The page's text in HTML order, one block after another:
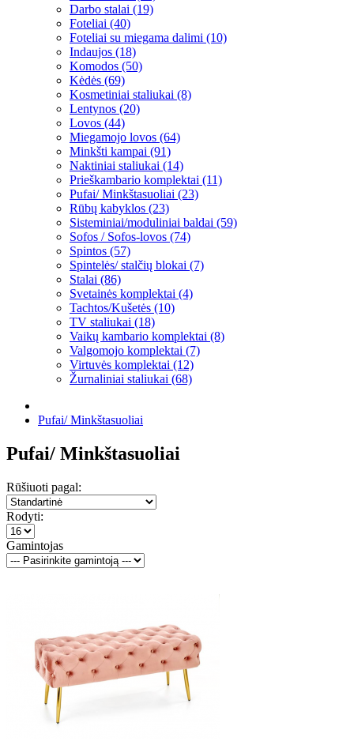
Darbo stalai (19)
Foteliai (40)
Foteliai su miegama dalimi (10)
Indaujos (18)
Komodos (50)
Kėdės (69)
Kosmetiniai staliukai (8)
Lentynos (20)
Lovos (44)
Miegamojo lovos (64)
Minkšti kampai (91)
Naktiniai staliukai (14)
Prieškambario komplektai (11)
Pufai/ Minkštasuoliai (23)
Rūbų kabyklos (23)
Sisteminiai/moduliniai baldai (59)
Sofos / Sofos-lovos (74)
Spintos (57)
Spintelės/ stalčių blokai (7)
Stalai (86)
Svetainės komplektai (4)
Tachtos/Kušetės (10)
TV staliukai (18)
Vaikų kambario komplektai (8)
Valgomojo komplektai (7)
Virtuvės komplektai (12)
Žurnaliniai staliukai (68)
Pufai/ Minkštasuoliai
Pufai/ Minkštasuoliai
Rūšiuoti pagal:
Rodyti:
Gamintojas